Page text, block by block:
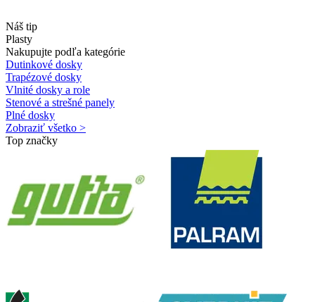
Náš tip
Plasty
Nakupujte podľa kategórie
Dutinkové dosky
Trapézové dosky
Vlnité dosky a role
Stenové a strešné panely
Plné dosky
Zobraziť všetko >
Top značky